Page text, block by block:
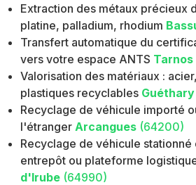
Extraction des métaux précieux
platine, palladium, rhodium
Transfert automatique du
vers votre espace ANTS Tarnos
Valorisation des matériaux :
plastiques recyclables Guéthary
Recyclage de véhicule importé
l'étranger Arcangues (64200)
Recyclage de véhicule
entrepôt ou plateforme
d'Irube (64990)